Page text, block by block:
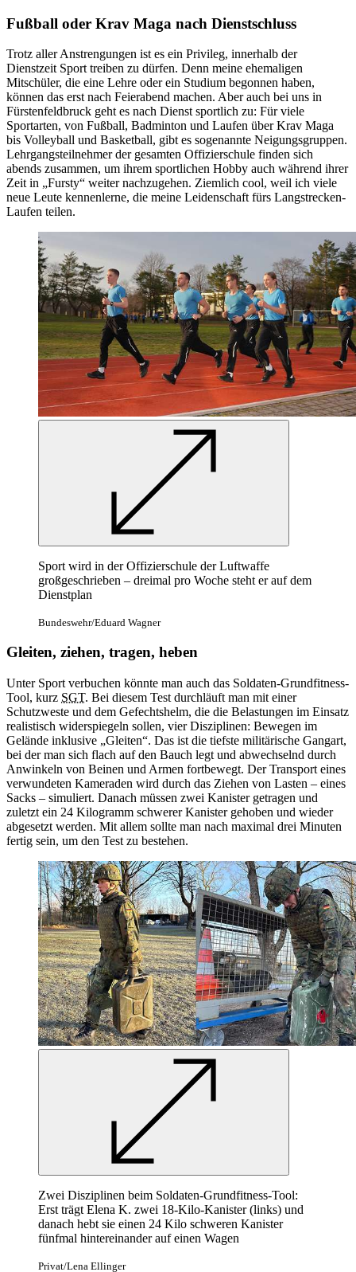
Fußball oder Krav Maga nach Dienstschluss
Trotz aller Anstrengungen ist es ein Privileg, innerhalb der
Dienstzeit Sport treiben zu dürfen. Denn meine ehemaligen
Mitschüler, die eine Lehre oder ein Studium begonnen haben,
können das erst nach Feierabend machen. Aber auch bei uns in
Fürstenfeldbruck geht es nach Dienst sportlich zu: Für viele
Sportarten, von Fußball, Badminton und Laufen über Krav Maga
bis Volleyball und Basketball, gibt es sogenannte Neigungsgruppen.
Lehrgangsteilnehmer der gesamten Offizierschule finden sich
abends zusammen, um ihrem sportlichen Hobby auch während ihrer
Zeit in „Fursty“ weiter nachzugehen. Ziemlich cool, weil ich viele
neue Leute kennenlerne, die meine Leidenschaft fürs Langstrecken-
Laufen teilen.
Sport wird in der Offizierschule der Luftwaffe
großgeschrieben – dreimal pro Woche steht er auf dem
Dienstplan
Bundeswehr/Eduard Wagner
Gleiten, ziehen, tragen, heben
Unter Sport verbuchen könnte man auch das Soldaten-Grundfitness-
Tool, kurz SGT. Bei diesem Test durchläuft man mit einer
Schutzweste und dem Gefechtshelm, die die Belastungen im Einsatz
realistisch widerspiegeln sollen, vier Disziplinen: Bewegen im
Gelände inklusive „Gleiten“. Das ist die tiefste militärische Gangart,
bei der man sich flach auf den Bauch legt und abwechselnd durch
Anwinkeln von Beinen und Armen fortbewegt. Der Transport eines
verwundeten Kameraden wird durch das Ziehen von Lasten – eines
Sacks – simuliert. Danach müssen zwei Kanister getragen und
zuletzt ein 24 Kilogramm schwerer Kanister gehoben und wieder
abgesetzt werden. Mit allem sollte man nach maximal drei Minuten
fertig sein, um den Test zu bestehen.
Zwei Disziplinen beim Soldaten-Grundfitness-Tool:
Erst trägt Elena K. zwei 18-Kilo-Kanister (links) und
danach hebt sie einen 24 Kilo schweren Kanister
fünfmal hintereinander auf einen Wagen
Privat/Lena Ellinger